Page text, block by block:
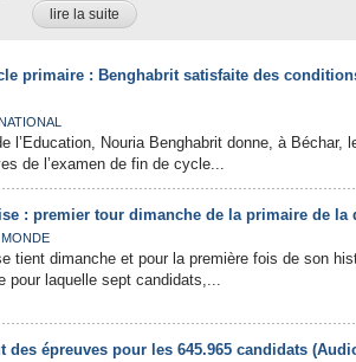
lire la suite
primaire : Benghabrit satisfaite des
NATIONAL
l’Education, Nouria Benghabrit donne, à Béchar,
de l’examen de fin de cycle...
: premier tour dimanche de la primaire de la
MONDE
tient dimanche et pour la première fois de son
pour laquelle sept candidats,...
des épreuves pour les 645.965 candidats